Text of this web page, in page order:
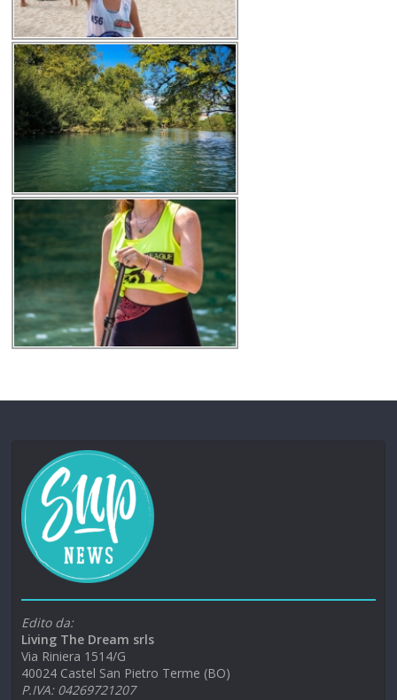
Edito da:
Living The Dream srls
Via Riniera 1514/G
40024 Castel San Pietro Terme (BO)
P.IVA: 04269721207